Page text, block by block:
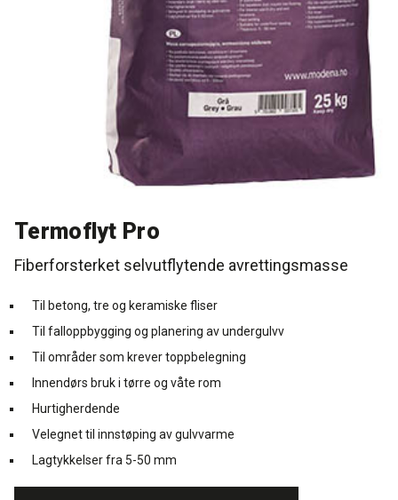
Rense- pleiemidler
Puss og fasademaling
Trinnlydsmembran
Spesialprodukter
Last ned
Kurs for proff'en
Historien Bag
Tekniske spørgsmål
Forhandlere
Termoflyt Pro
Fiberforsterket selvutflytende avrettingsmasse
Til betong, tre og keramiske fliser
Til falloppbygging og planering av undergulvv
Til områder som krever toppbelegning
Innendørs bruk i tørre og våte rom
Hurtigherdende
Velegnet til innstøping av gulvvarme
Lagtykkelser fra 5-50 mm